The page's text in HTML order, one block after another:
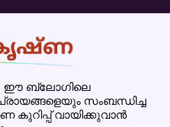
ഈ ബ്ലോഗിലെ
സംബന്ധിച്ച
കുറിപ്പ് വായിക്കുവാൻ